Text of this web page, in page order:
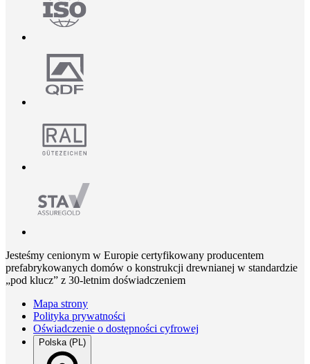
Jesteśmy cenionym w Europie certyfikowany producentem
prefabrykowanych domów o konstrukcji drewnianej w standardzie
„pod klucz” z 30-letnim doświadczeniem
Mapa strony
Polityka prywatności
Oświadczenie o dostępności cyfrowej
Polska (PL)